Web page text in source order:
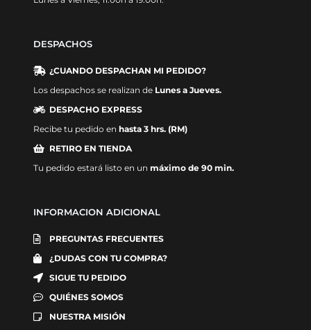
DESPACHOS
¿CUANDO DESPACHAN MI PEDIDO?
Los despachos se realizan de Lunes a Jueves.
DESPACHO EXPRESS
Recibe tu pedido en hasta 3 hrs. (RM)
RETIRO EN TIENDA
Tu pedido estará listo en un máximo de 90 min.
INFORMACION ADICIONAL
PREGUNTAS FRECUENTES
¿DUDAS CON TU COMPRA?
SIGUE TU PEDIDO
QUIÉNES SOMOS
NUESTRA MISIÓN